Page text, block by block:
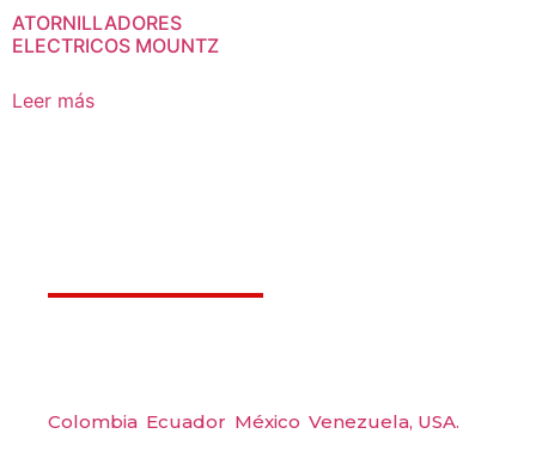
ATORNILLADORES
ELECTRICOS MOUNTZ
Leer más
Colombia Ecuador México Venezuela, USA.